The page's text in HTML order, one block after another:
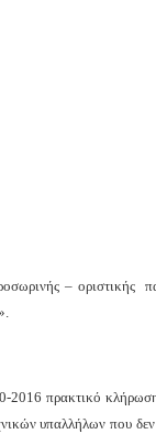
– οριστικής
2016 πρακτικό
υπαλλήλων που